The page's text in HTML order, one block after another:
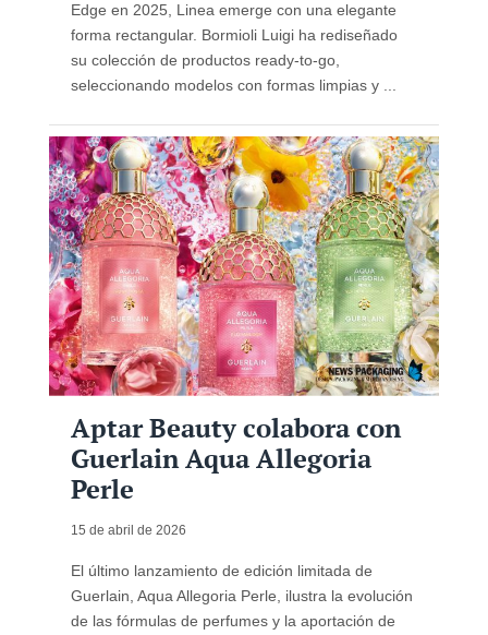
Edge en 2025, Linea emerge con una elegante
forma rectangular. Bormioli Luigi ha rediseñado
su colección de productos ready-to-go,
seleccionando modelos con formas limpias y ...
Aptar Beauty colabora con
Guerlain Aqua Allegoria
Perle
15 de abril de 2026
El último lanzamiento de edición limitada de
Guerlain, Aqua Allegoria Perle, ilustra la evolución
de las fórmulas de perfumes y la aportación de